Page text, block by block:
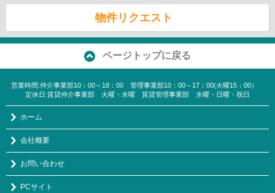
物件リクエスト
ページトップに戻る
営業時間:仲介事業部10：00～18：00 管理事業部10：00～17：00(火曜15：00）
定休日:賃貸仲介事業部 火曜・水曜 賃貸管理事業部 水曜・日曜・祝日
ホーム
会社概要
お問い合わせ
PCサイト